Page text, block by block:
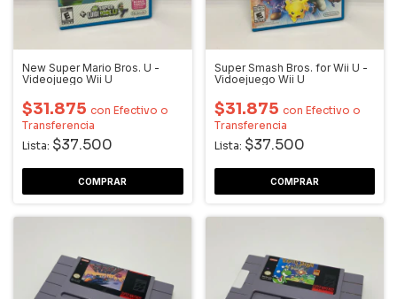
New Super Mario Bros. U -
Videojuego Wii U
$31.875 con Efectivo o
Transferencia
Lista: $37.500
Super Smash Bros. for Wii U -
Vidoejuego Wii U
$31.875 con Efectivo o
Transferencia
Lista: $37.500